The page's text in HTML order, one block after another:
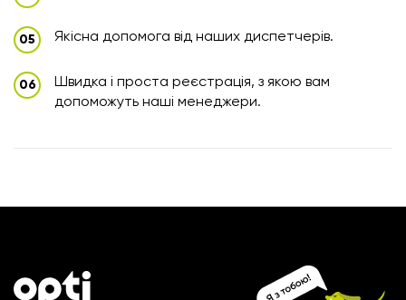
Якісна допомога від наших диспетчерів.
Швидка і проста реєстрація, з якою вам
допоможуть наші менеджери.